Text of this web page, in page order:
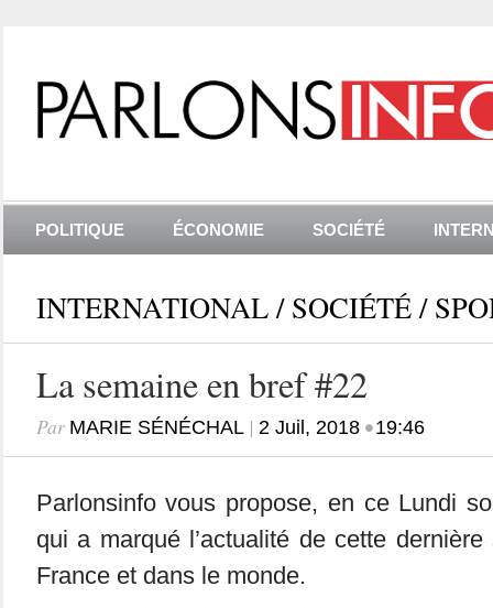
POLITIQUE ÉCONOMIE SOCIÉTÉ
INTERNATIONAL / SOCIÉTÉ /
La semaine en bref #22
Par MARIE SÉNÉCHAL| 2 Juil, 2018•19:46
Parlonsinfo vous propose, en ce Lundi
qui a marqué l’actualité de cette
France et dans le monde.